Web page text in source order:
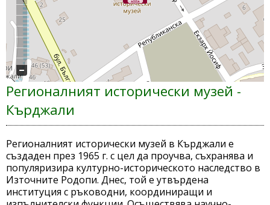
Регионалният исторически музей -
Кърджали
Регионалният исторически музей в Кърджали е
създаден през 1965 г. с цел да проучва, съхранява и
популяризира културно-историческото наследство в
Източните Родопи. Днес, той е утвърдена
институция с ръководни, координиращи и